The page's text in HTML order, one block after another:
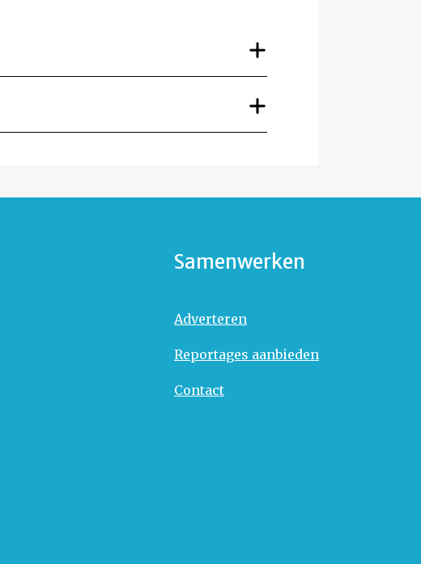
Samenwerken
Adverteren
Reportages aanbieden
Contact